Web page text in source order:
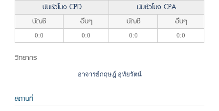
นับชั่วโมง CPD
นับชั่วโมง CPA
บัญชี
อื่นๆ บัญชี อื่นๆ
0:0 0:0 0:0 0:0
วิทยากร
อาจารย์กฤษฎ์ อุทัยรัตน์
สถานที่